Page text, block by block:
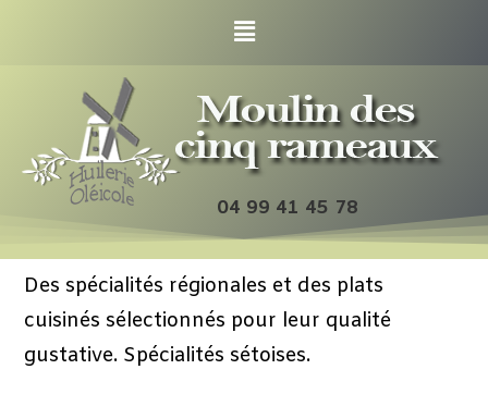
04 99 41 45 78
Des spécialités régionales et des plats
cuisinés sélectionnés pour leur qualité
gustative. Spécialités sétoises.